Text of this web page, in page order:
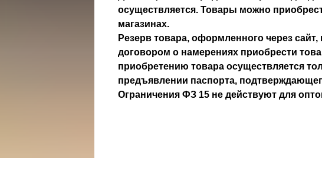
осуществляется. Товары можно
магазинах.
Резерв товара, оформленного через
договором о намерениях приобрести
приобретению товара осуществляется
предъявлении паспорта,
Ограничения ФЗ 15 не действуют для